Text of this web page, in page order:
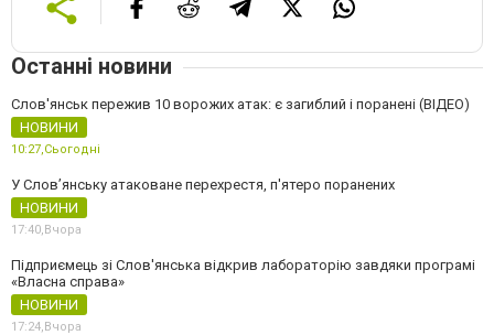
Останні новини
Слов'янськ пережив 10 ворожих атак: є загиблий і поранені (ВІДЕО)
НОВИНИ
10:27,Сьогодні
У Слов’янську атаковане перехрестя, п'ятеро поранених
НОВИНИ
17:40,Вчора
Підприємець зі Слов'янська відкрив лабораторію завдяки програмі
«Власна справа»
НОВИНИ
17:24,Вчора